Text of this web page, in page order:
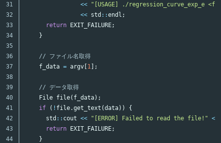
31
32
33
34
35
36
37
38
39
40
41
42
43
44
<<
"[USAGE] ./regression_curve_exp_e
<< std ::endl ;
return EXIT_FAILURE;
}
// ファイル名取得
f_data = argv [1];
// データ取得
File file( f_data);
if
( ! file.get_text (data))
{
std :: cout << "[ERROR] Failed to read the file!" <<
return EXIT_FAILURE;
}